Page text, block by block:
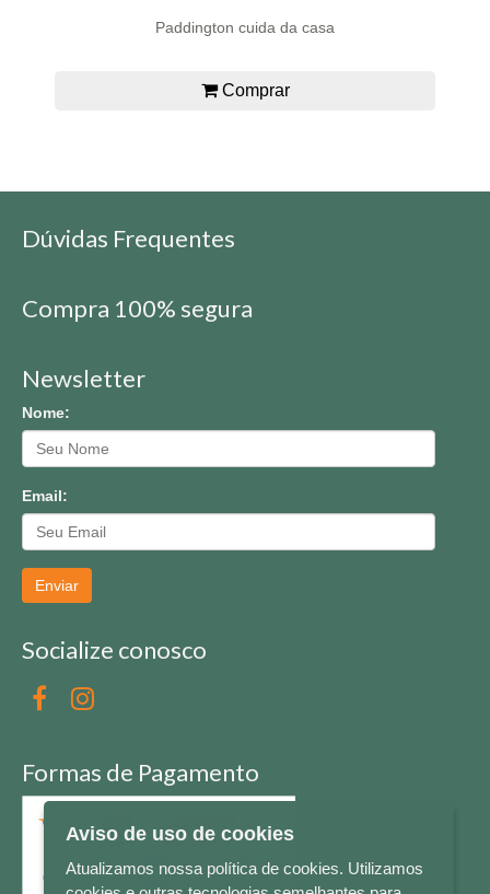
Paddington cuida da casa
Comprar
Dúvidas Frequentes
Compra 100% segura
Newsletter
Nome:
Email:
Enviar
Socialize conosco
Formas de Pagamento
Aviso de uso de cookies
Atualizamos nossa política de cookies. Utilizamos